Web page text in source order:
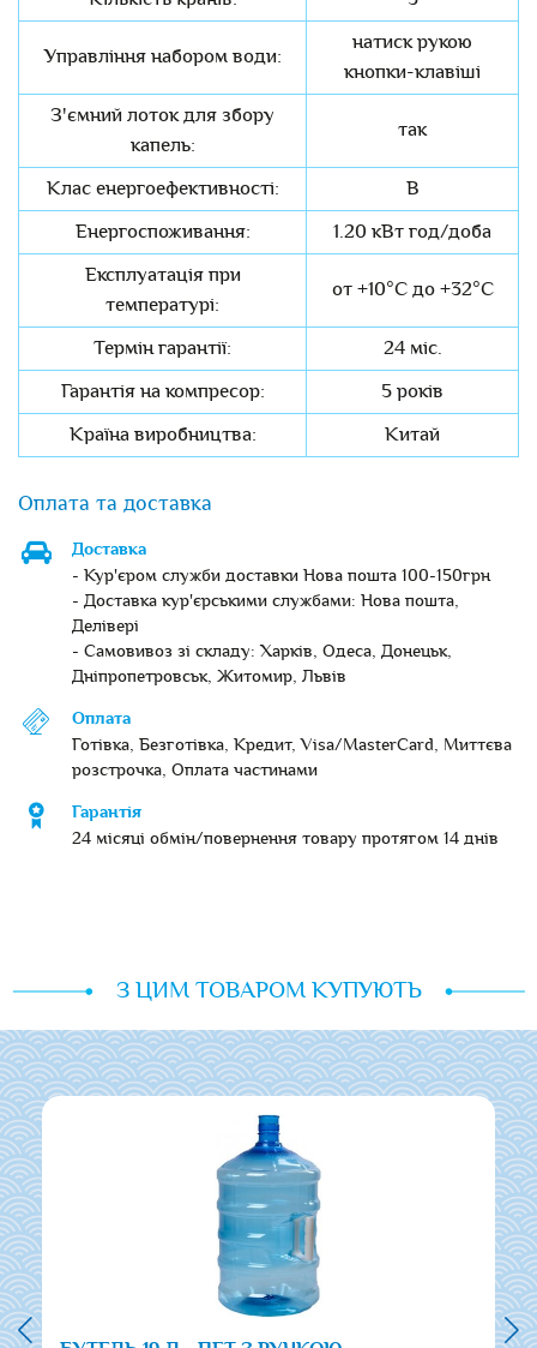
Управління набором води:
натиск рукою
кнопки-клавіші
З'ємний лоток для збору
капель:
так
Клас енергоефективності:
В
Енергоспоживання:
1.20 кВт год/доба
Експлуатація при
температурі:
от +10°C до +32°C
Термін гарантії:
24 міс.
Гарантія на компресор:
5 років
Країна виробництва:
Китай
Оплата та доставка
Доставка
- Кур'єром служби доставки Нова пошта 100-150грн
- Доставка кур'єрськими службами: Нова пошта,
Делівері
- Самовивоз зі складу: Харків, Одеса, Донецьк,
Дніпропетровськ, Житомир, Львів
Оплата
Готівка, Безготівка, Кредит, Visa/MasterCard, Миттєва
розстрочка, Оплата частинами
Гарантія
24 місяці обмін/повернення товару протягом 14 днів
З ЦИМ ТОВАРОМ КУПУЮТЬ